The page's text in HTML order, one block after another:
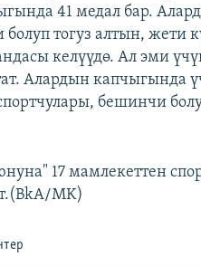
41 медал бар.
тогуз алтын, жети
келүүдө. Ал эми
Алардын капчыгында
бешинчи
17 мамлекеттен
MK)